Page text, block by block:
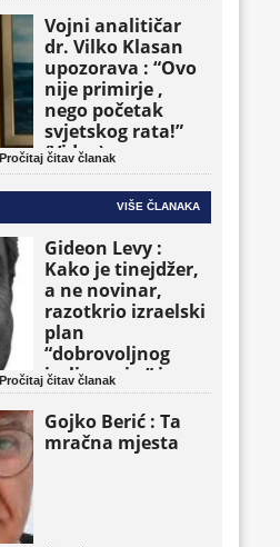
Vojni analitičar
dr. Vilko Klasan
upozorava : “Ovo
nije primirje ,
nego početak
svjetskog rata!”
(Video)
Pročitaj čitav članak
VIŠE ČLANAKA
Gideon Levy :
Kako je tinejdžer,
a ne novinar,
razotkrio izraelski
plan
“dobrovoljnog
iseljavanja ” iz
Gaze
Pročitaj čitav članak
Gojko Berić : Ta
mračna mjesta